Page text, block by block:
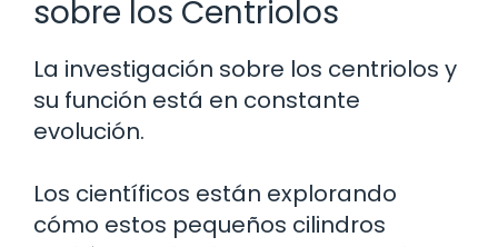
sobre los Centriolos
La investigación sobre los centriolos y
su función está en constante
evolución.
Los científicos están explorando
cómo estos pequeños cilindros